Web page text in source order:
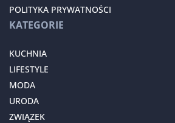
POLITYKA PRYWATNOŚCI
KATEGORIE
KUCHNIA
LIFESTYLE
MODA
URODA
ZWIĄZEK